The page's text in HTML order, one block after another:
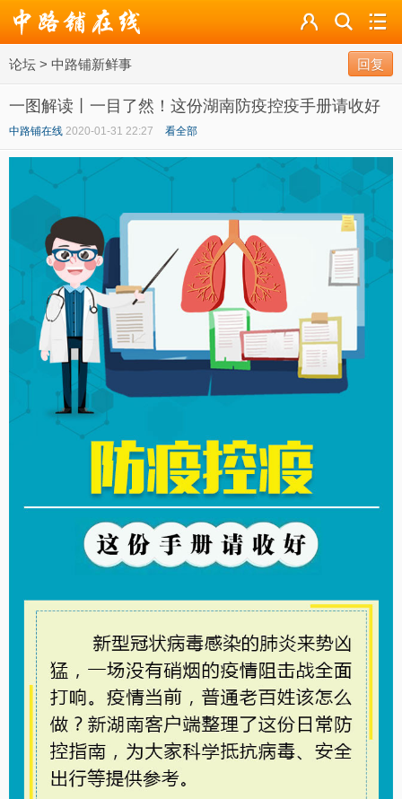
论坛 > 中路铺新鲜事 回复
一图解读丨一目了然！这份湖南防疫控疫手册请收好
中路铺在线 2020-01-31 22:27 看全部
标签
广播